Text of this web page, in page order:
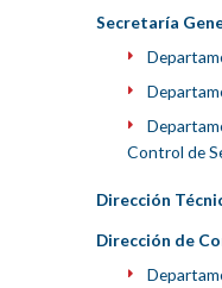
Secretaría
Control de
Dirección
Dirección de